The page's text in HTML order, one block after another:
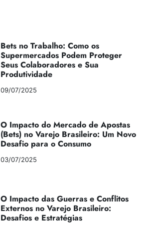
Bets no Trabalho: Como os
Supermercados Podem Proteger
Seus Colaboradores e Sua
Produtividade
09/07/2025
O Impacto do Mercado de Apostas
(Bets) no Varejo Brasileiro: Um Novo
Desafio para o Consumo
03/07/2025
O Impacto das Guerras e Conflitos
Externos no Varejo Brasileiro:
Desafios e Estratégias